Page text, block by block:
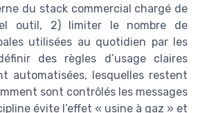
du stack commercial chargé de
outil, 2) limiter le nombre de
utilisées au quotidien par les
des règles d’usage claires
automatisées, lesquelles restent
sont contrôlés les messages
évite l’effet « usine à gaz » et